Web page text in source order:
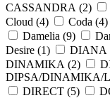
CASSANDRA (2)
Cloud (4) Coda (4)
Damelia (9)
Desire (1) DIANA
DINAMIKA (2)
DIPSA/DINAMIKA/
DIRECT (5)